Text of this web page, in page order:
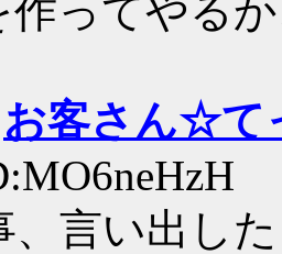
作ってやる
お客さん☆て
、言い出し